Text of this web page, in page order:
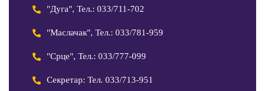
"Дуга", Тел.: 033/711-702
"Маслачак", Тел.: 033/781-959
"Срце", Тел.: 033/777-099
Секретар: Тел. 033/713-951